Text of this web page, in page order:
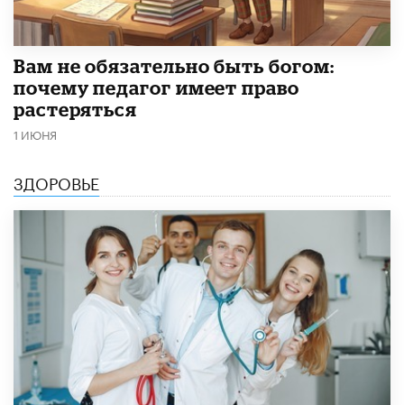
​Вам не обязательно быть богом:
почему педагог имеет право
растеряться
1 ИЮНЯ
ЗДОРОВЬЕ